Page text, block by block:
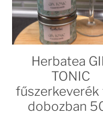
Herbatea
TONIC
fűszerkeverék
dobozban